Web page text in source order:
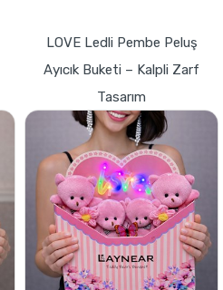
LOVE Ledli Pembe Peluş
Ayıcık Buketi – Kalpli Zarf
Tasarım